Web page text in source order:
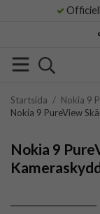
Startsida / Nokia 9
Nokia 9 PureView
Nokia 9